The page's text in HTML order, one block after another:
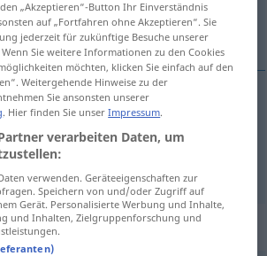
supplement
Zuschlag
bei Auktion; eines Auftrags
für "Zuschlag"
„Akzeptieren“-Button Ihr Einverständnis
auf „Fortfahren ohne Akzeptieren“. Sie
jederzeit für zukünftige Besuche unserer
Sie weitere Informationen zu den Cookies
möchten, klicken Sie einfach auf den
Weitergehende Hinweise zu der
Sie ansonsten unserer
. Hier finden Sie unserImpressum.
verarbeiten Daten, um
verwenden. Geräteeigenschaften zur
Speichern von und/oder Zugriff auf
Gerät. Personalisierte Werbung und Inhalte,
und Inhalten, Zielgruppenforschung und